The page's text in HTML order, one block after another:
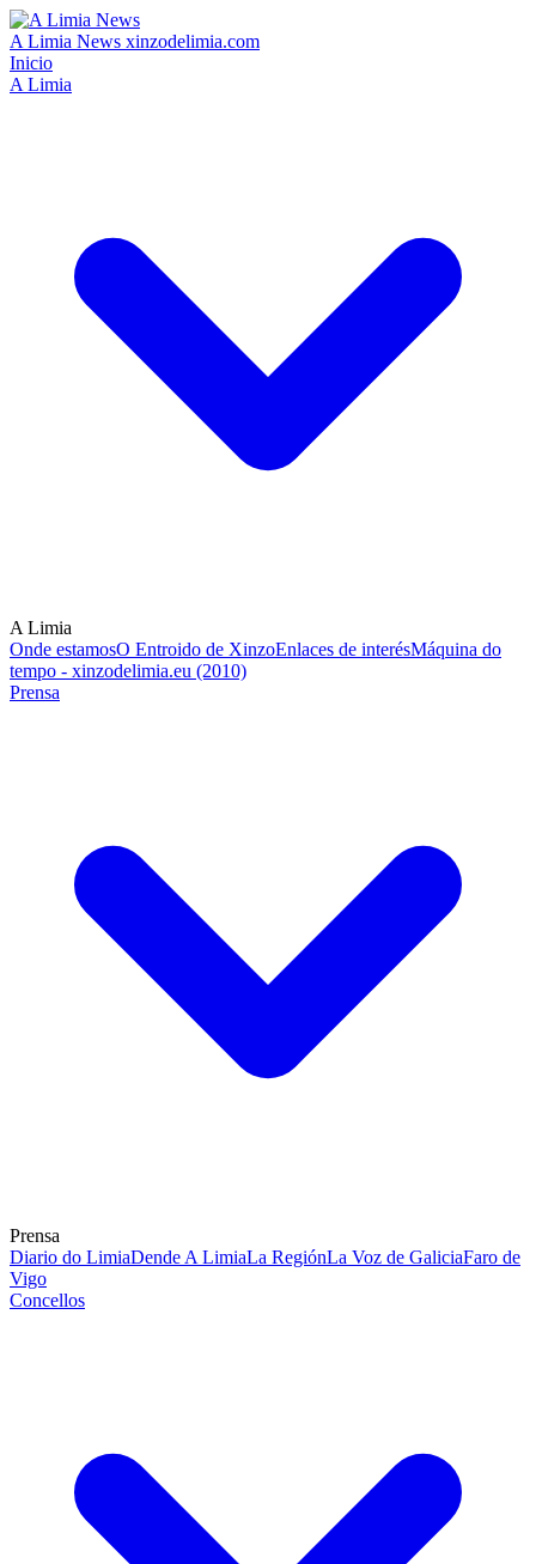
A Limia News xinzodelimia.com
Inicio
A Limia
A Limia
Onde estamosO Entroido de XinzoEnlaces de interésMáquina do
tempo - xinzodelimia.eu (2010)
Prensa
Prensa
Diario do LimiaDende A LimiaLa RegiónLa Voz de GaliciaFaro de
Vigo
Concellos